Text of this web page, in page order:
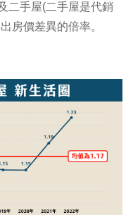
二手屋(二手屋是代銷
房價差異的倍率。